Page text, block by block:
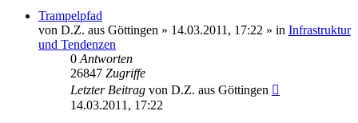
Trampelpfad
von D.Z. aus Göttingen » 14.03.2011, 17:22 » in Infrastruktur
und Tendenzen
0 Antworten
26847 Zugriffe
Letzter Beitrag von D.Z. aus Göttingen
14.03.2011, 17:22